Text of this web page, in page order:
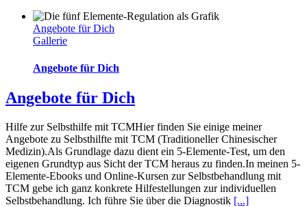
Angebote für Dich
Gallerie
Angebote für Dich
Angebote für Dich
Hilfe zur Selbsthilfe mit TCMHier finden Sie einige meiner
Angebote zu Selbsthilfte mit TCM (Traditioneller Chinesischer
Medizin).Als Grundlage dazu dient ein 5-Elemente-Test, um den
eigenen Grundtyp aus Sicht der TCM heraus zu finden.In meinen 5-
Elemente-Ebooks und Online-Kursen zur Selbstbehandlung mit
TCM gebe ich ganz konkrete Hilfestellungen zur individuellen
Selbstbehandlung. Ich führe Sie über die Diagnostik [...]